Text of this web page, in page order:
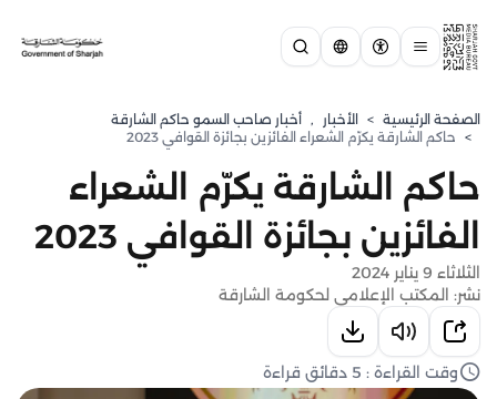
الصفحة الرئيسية > الأخبار , أخبار صاحب السمو حاكم الشارقة
> حاكم الشارقة يكرّم الشعراء الفائزين بجائزة القوافي 2023
حاكم الشارقة يكرّم الشعراء
الفائزين بجائزة القوافي 2023
الثلاثاء 9 يناير 2024
نشر: المكتب الإعلامي لحكومة الشارقة
وقت القراءة : 5 دقائق قراءة